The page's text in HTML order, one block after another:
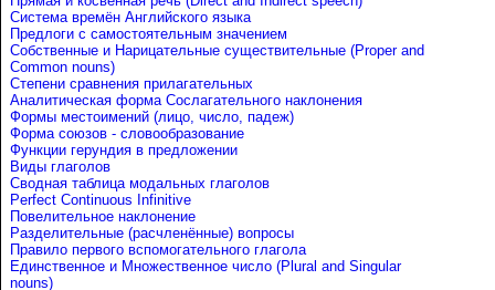
Система времён Английского языка
Предлоги с самостоятельным значением
Собственные и Нарицательные cуществительные (Proper and
Common nouns)
Степени сравнения прилагательных
Аналитическая форма Сослагательного наклонения
Формы местоимений (лицо, число, падеж)
Форма союзов - словообразование
Функции герундия в предложении
Виды глаголов
Сводная таблица модальных глаголов
Perfect Continuous Infinitive
Повелительное наклонение
Разделительные (расчленённые) вопросы
Правило первого вспомогательного глагола
Единственное и Множественное число (Plural and Singular
nouns)